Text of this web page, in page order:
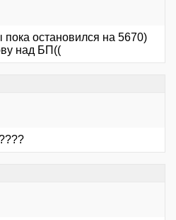
пока остановился на 5670)
над БП((